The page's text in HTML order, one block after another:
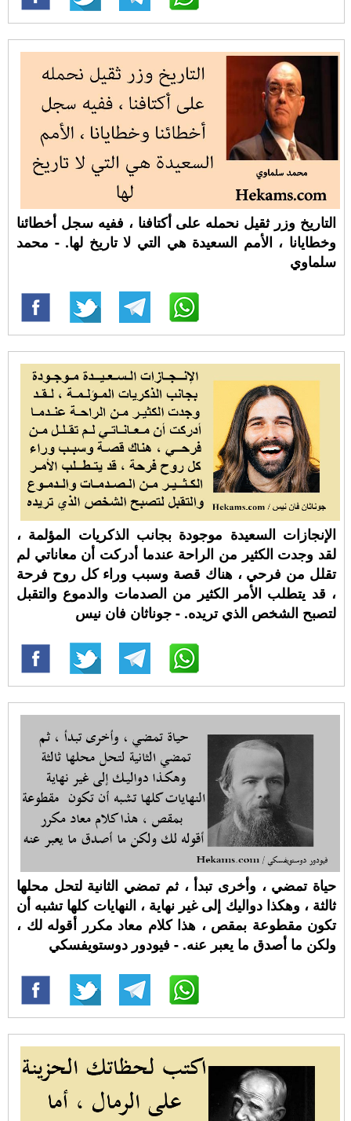
التاريخ وزر ثقيل نحمله على أكتافنا ، ففيه سجل أخطائنا
وخطايانا ، الأمم السعيدة هي التي لا تاريخ لها. - محمد
سلماوي
الإنجازات السعيدة موجودة بجانب الذكريات المؤلمة ،
لقد وجدت الكثير من الراحة عندما أدركت أن معاناتي لم
تقلل من فرحي ، هناك قصة وسبب وراء كل روح فرحة
، قد يتطلب الأمر الكثير من الصدمات والدموع والتقبل
لتصبح الشخص الذي تريده. - جوناثان فان نيس
حياة تمضي ، وأخرى تبدأ ، ثم تمضي الثانية لتحل محلها
ثالثة ، وهكذا دواليك إلى غير نهاية ، النهايات كلها تشبه أن
تكون مقطوعة بمقص ، هذا كلام معاد مكرر أقوله لك ،
ولكن ما أصدق ما يعبر عنه. - فيودور دوستويفسكي